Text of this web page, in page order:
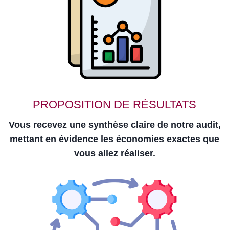
PROPOSITION DE RÉSULTATS
Vous recevez une synthèse claire de notre audit,
mettant en évidence les économies exactes que
vous allez réaliser.